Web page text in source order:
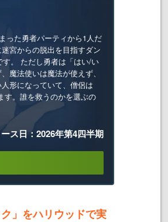
った勇者パーティから1人だ
宮からの脱出を目指すダン
す。 ただし勇者は「はい/い
魔法使いは魔法が使えず、
形になっていて、僧侶は
す。誰を救うのかを選ぶの
ス日：2026年第4四半期
ク」をハリウッドで実